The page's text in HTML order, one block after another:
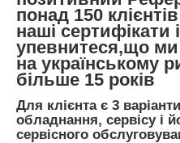
понад 150
наші сертифікати
упевнитеся,що
на українському
більше 15 років
Для клієнта є 3
обладнання, сервісу і
сервісного